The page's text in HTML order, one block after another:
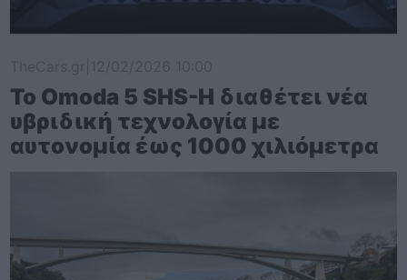
Το Omoda 5 SHS-H διαθέτει νέα
υβριδική τεχνολογία με
αυτονομία έως 1000 χιλιόμετρα